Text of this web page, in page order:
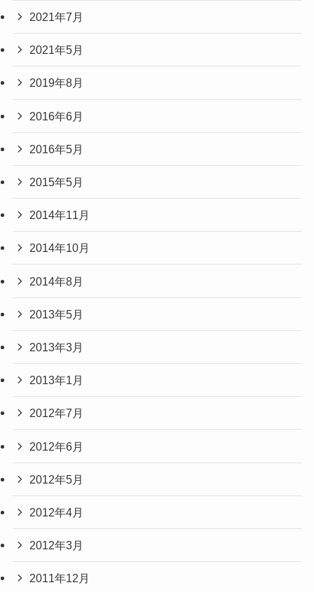
2021年7月
2021年5月
2019年8月
2016年6月
2016年5月
2015年5月
2014年11月
2014年10月
2014年8月
2013年5月
2013年3月
2013年1月
2012年7月
2012年6月
2012年5月
2012年4月
2012年3月
2011年12月